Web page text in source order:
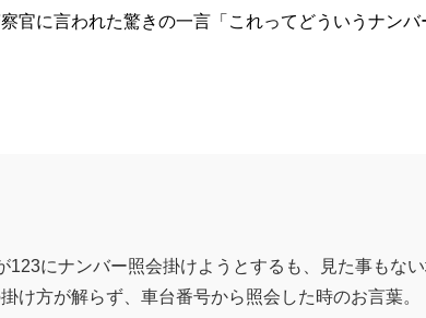
官に言われた驚きの一言「これってどういうナンバ
にナンバー照会掛けようとするも、見た事もな
け方が解らず、車台番号から照会した時のお言葉。